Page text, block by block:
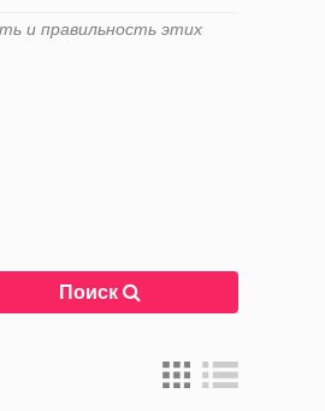
и правильность этих
Поиск